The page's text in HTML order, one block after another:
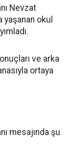
Nevzat
yaşanan okul
ve arka
ortaya
mesajında şu